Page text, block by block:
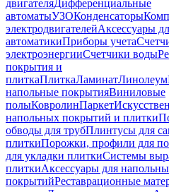
двигателяДифференциальные
автоматыУЗОКонденсаторы
электродвигателейАксессуары
автоматикиПриборы учета
электроэнергииСчетчики воды
покрытия и
плиткаПлиткаЛаминатЛинолеум
напольные покрытияВиниловые
полыКовролинПаркет
напольных покрытий и плитки
обводы для трубПлинтусы для
плиткиПорожки, профили для
для укладки плиткиСистемы
плиткиАксессуары для
покрытийРеставрационные